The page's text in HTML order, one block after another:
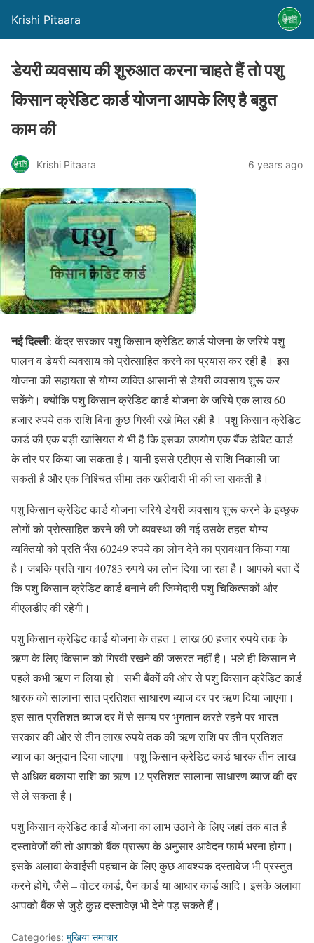
Krishi Pitaara
डेयरी व्यवसाय की शुरुआत करना चाहते हैं तो पशु
किसान क्रेडिट कार्ड योजना आपके लिए है बहुत
काम की
Krishi Pitaara 6 years ago
नई दिल्ली: केंद्र सरकार पशु किसान क्रेडिट कार्ड योजना के जरिये पशु
पालन व डेयरी व्यवसाय को प्रोत्साहित करने का प्रयास कर रही है। इस
योजना की सहायता से योग्य व्यक्ति आसानी से डेयरी व्यवसाय शुरू कर
सकेंगे। क्योंकि पशु किसान क्रेडिट कार्ड योजना के जरिये एक लाख 60
हजार रुपये तक राशि बिना कुछ गिरवी रखे मिल रही है। पशु किसान क्रेडिट
कार्ड की एक बड़ी खासियत ये भी है कि इसका उपयोग एक बैंक डेबिट कार्ड
के तौर पर किया जा सकता है। यानी इससे एटीएम से राशि निकाली जा
सकती है और एक निश्चित सीमा तक खरीदारी भी की जा सकती है।
पशु किसान क्रेडिट कार्ड योजना जरिये डेयरी व्यवसाय शुरू करने के इच्छुक
लोगों को प्रोत्साहित करने की जो व्यवस्था की गई उसके तहत योग्य
व्यक्तियों को प्रति भैंस 60249 रुपये का लोन देने का प्रावधान किया गया
है। जबकि प्रति गाय 40783 रुपये का लोन दिया जा रहा है। आपको बता दें
कि पशु किसान क्रेडिट कार्ड बनाने की जिम्मेदारी पशु चिकित्सकों और
वीएलडीए की रहेगी।
पशु किसान क्रेडिट कार्ड योजना के तहत 1 लाख 60 हजार रुपये तक के
ऋण के लिए किसान को गिरवी रखने की जरूरत नहीं है। भले ही किसान ने
पहले कभी ऋण न लिया हो। सभी बैंकों की ओर से पशु किसान क्रेडिट कार्ड
धारक को सालाना सात प्रतिशत साधारण ब्याज दर पर ऋण दिया जाएगा।
इस सात प्रतिशत ब्याज दर में से समय पर भुगतान करते रहने पर भारत
सरकार की ओर से तीन लाख रुपये तक की ऋण राशि पर तीन प्रतिशत
ब्याज का अनुदान दिया जाएगा। पशु किसान क्रेडिट कार्ड धारक तीन लाख
से अधिक बकाया राशि का ऋण 12 प्रतिशत सालाना साधारण ब्याज की दर
से ले सकता है।
पशु किसान क्रेडिट कार्ड योजना का लाभ उठाने के लिए जहां तक बात है
दस्तावेजों की तो आपको बैंक प्रारूप के अनुसार आवेदन फार्म भरना होगा।
इसके अलावा केवाईसी पहचान के लिए कुछ आवश्यक दस्तावेज भी प्रस्तुत
करने होंगे, जैसे – वोटर कार्ड, पैन कार्ड या आधार कार्ड आदि। इसके अलावा
आपको बैंक से जुड़े कुछ दस्तावेज़ भी देने पड़ सकते हैं।
Categories: मुखिया समाचार